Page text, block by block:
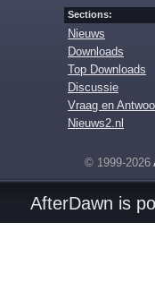
Sections:
Nieuws
Downloads
Top Downloads
Discussie
Vraag en
Nieuws2.nl
© 1999-2026
AfterDawn is